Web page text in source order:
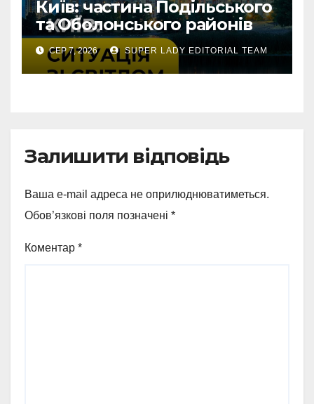
Київ: частина Подільського
та Оболонського районів
тимчасово без світла через
аварію
СЕР 7, 2026 SUPER LADY EDITORIAL TEAM
Залишити відповідь
Ваша e-mail адреса не оприлюднюватиметься.
Обов’язкові поля позначені *
Коментар *